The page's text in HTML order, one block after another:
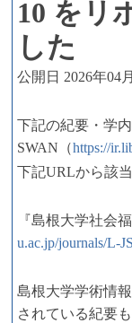
10 をリ
した
公開日 2026年04
下記の紀要・学
SWAN（https://
下記URLから該
『島根大学社会
u.ac.jp/journals/L-
島根大学学術情
されている紀要